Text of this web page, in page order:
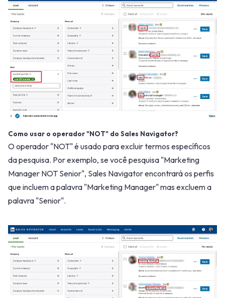
Como usar o operador "NOT" do Sales Navigator?
O operador "NOT" é usado para excluir termos específicos
da pesquisa. Por exemplo, se você pesquisa "Marketing
Manager NOT Senior", Sales Navigator encontrará os perfis
que incluem a palavra "Marketing Manager" mas excluem a
palavra "Senior".